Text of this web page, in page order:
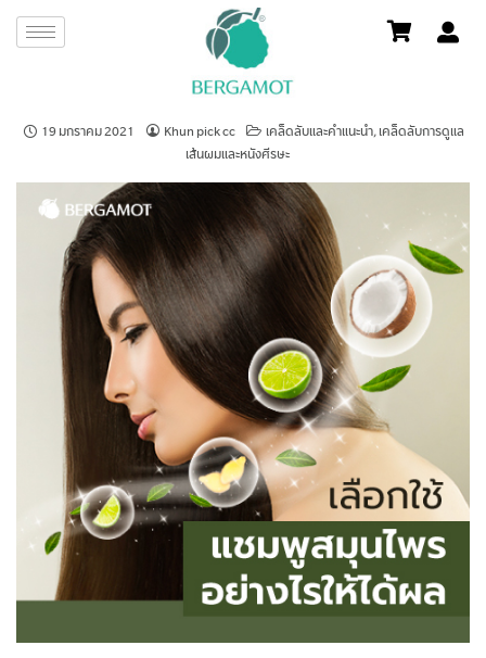
19 มกราคม 2021 Khun pick cc เคล็ดลับและคำแนะนำ,เคล็ดลับการดูแล
เส้นผมและหนังศีรษะ